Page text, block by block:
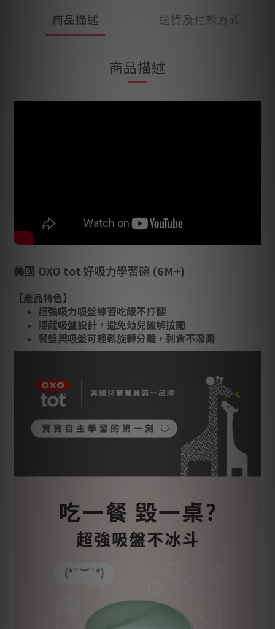
商品描述 送貨及付款方式
商品描述
美國 OXO tot 好吸力學習碗 (6M+)
【產品特色】
超強吸力吸盤練習吃飯不打翻
隱藏吸盤設計，避免幼兒破解拔開
餐盤與吸盤可輕鬆旋轉分離，剩食不潑濺